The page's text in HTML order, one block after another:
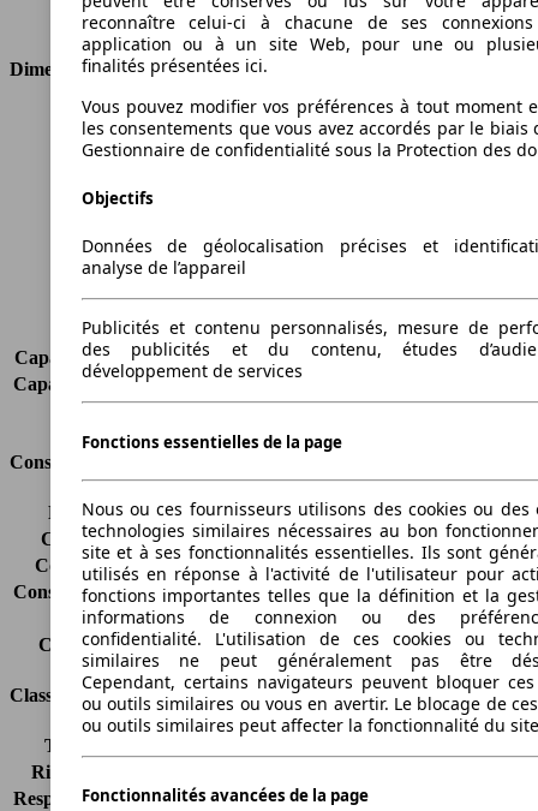
Type de traction
Traction avant
Dimensions
Longueur
4336 mm
Hauteur
1498 mm
Empattement
Charge maximale
-
Portes
Sièges
5
Charge sur toit
-
Capacité de remorquage (sans freins) -
Capacité de remorquage (avec freins)
Consommation
Émissions de CO2*
139 g/km (komb.)
Consommation (ville)
6.9 l/100km
Consommation (route)
4.3 l/100km
Consommation (combinée)* 5.3 l/100km
Classe d'émissions
Euro 4
Capacité du réservoir
58 l
Classes d'assurance
Tous risques
Risques partiels
Responsabilité civile -
reconnaître celui-ci à chacune de ses
application ou à un site Web, pour une ou
finalités présentées ici.
Vous pouvez modifier vos préférences à tout moment
les consentements que vous avez accordés par le biais
Gestionnaire de confidentialité sous la Protection des
Objectifs
Données de géolocalisation précises et
analyse de l’appareil
Publicités et contenu personnalisés, mesure de
des publicités et du contenu, études
développement de services
Fonctions essentielles de la page
Nous ou ces fournisseurs utilisons des cookies ou des
technologies similaires nécessaires au bon
site et à ses fonctionnalités essentielles. Ils sont
utilisés en réponse à l'activité de l'utilisateur pour
fonctions importantes telles que la définition et la
informations de connexion ou des
confidentialité. L'utilisation de ces cookies ou
similaires ne peut généralement pas être
Cependant, certains navigateurs peuvent bloquer ces
ou outils similaires ou vous en avertir. Le blocage de
ou outils similaires peut affecter la fonctionnalité du
Fonctionnalités avancées de la page